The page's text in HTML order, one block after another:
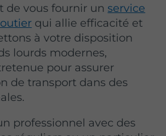
de vous fournir unservice
qui allie efficacité et
à votre disposition
lourds modernes,
pour assurer
de transport dans des
professionnel avec des